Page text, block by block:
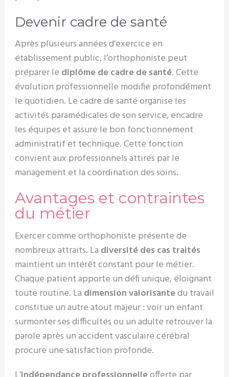
Devenir cadre de santé
Après plusieurs années d’exercice en
établissement public, l’orthophoniste peut
préparer le diplôme de cadre de santé. Cette
évolution professionnelle modifie profondément
le quotidien. Le cadre de santé organise les
activités paramédicales de son service, encadre
les équipes et assure le bon fonctionnement
administratif et technique. Cette fonction
convient aux professionnels attirés par le
management et la coordination des soins.
Avantages et contraintes
du métier
Exercer comme orthophoniste présente de
nombreux attraits. La diversité des cas traités
maintient un intérêt constant pour le métier.
Chaque patient apporte un défi unique, éloignant
toute routine. La dimension valorisantedu travail
constitue un autre atout majeur : voir un enfant
surmonter ses difficultés ou un adulte retrouver la
parole après un accident vasculaire cérébral
procure une satisfaction profonde.